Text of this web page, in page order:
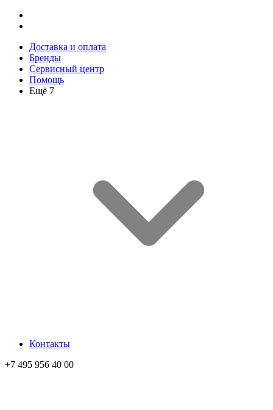
Доставка и оплата
Бренды
Сервисный центр
Помощь
Ещё 7
Контакты
+7 495 956 40 00